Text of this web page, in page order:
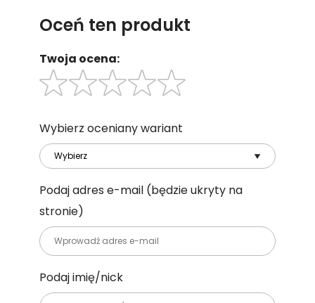
Oceń ten produkt
Twoja ocena:
Wybierz oceniany wariant
Podaj adres e-mail (będzie ukryty na
stronie)
Podaj imię/nick